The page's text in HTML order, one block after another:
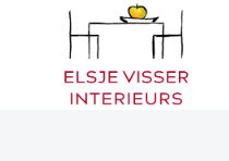
Doorgaan